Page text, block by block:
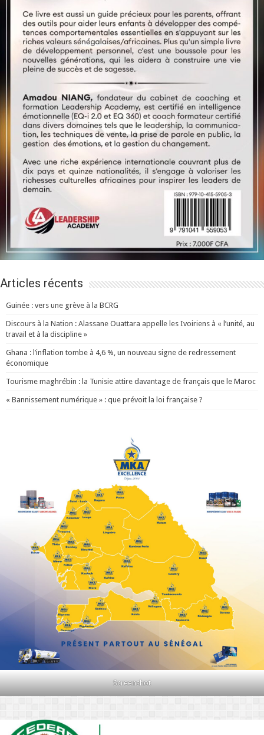
Articles récents
Guinée : vers une grève à la BCRG
Discours à la Nation : Alassane Ouattara appelle les Ivoiriens à « l’unité, au
travail et à la discipline »
Ghana : l’inflation tombe à 4,6 %, un nouveau signe de redressement
économique
Tourisme maghrébin : la Tunisie attire davantage de français que le Maroc
« Bannissement numérique » : que prévoit la loi française ?
Screenshot